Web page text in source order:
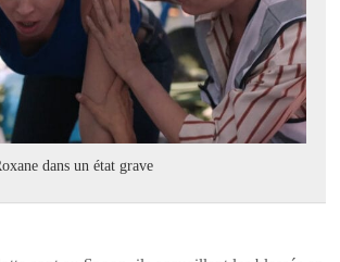
dans un état grave